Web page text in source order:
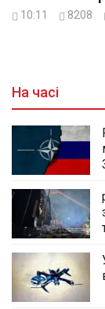
10:11 8208
На часі